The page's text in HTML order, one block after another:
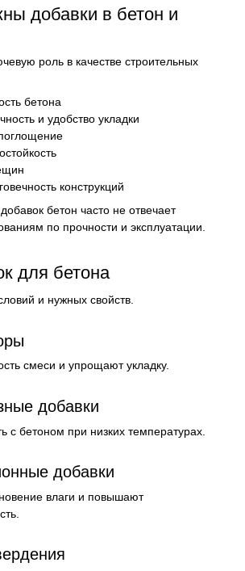
добавки в бетон и
роль в качестве строительных
бетона
и удобство укладки
конструкций
бетон часто не отвечает
по прочности и эксплуатации.
для бетона
и нужных свойств.
смеси и упрощают укладку.
добавки
с бетоном при низких температурах.
добавки
влаги и повышают